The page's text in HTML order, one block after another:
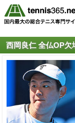
西岡良仁 全仏OP欠